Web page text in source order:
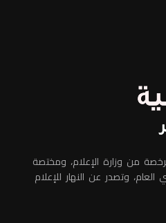
من وزارة الإعلام، ومختصة
العام، وتصدر عن النهار للإعلام